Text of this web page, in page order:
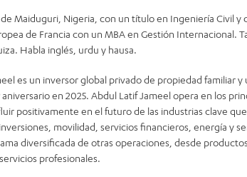
Maiduguri, Nigeria, con un título en Ingeniería Civil y
de Francia con un MBA en Gestión Internacional.
Habla inglés, urdu y hausa.
es un inversor global privado de propiedad familiar y
en 2025. Abdul Latif Jameel opera en los
positivamente en el futuro de las industrias clave
movilidad, servicios financieros, energía y
diversificada de otras operaciones, desde
profesionales.